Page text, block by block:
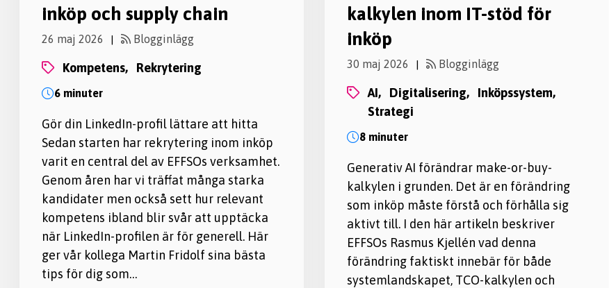
inköp och supply chain
26 maj 2026 | Blogginlägg
kompetens, rekrytering
6 minuter
Gör din LinkedIn-profil lättare att hitta
Sedan starten har rekrytering inom inköp
varit en central del av EFFSOs verksamhet.
Genom åren har vi träffat många starka
kandidater men också sett hur relevant
kompetens ibland blir svår att upptäcka
när LinkedIn-profilen är för generell. Här
ger vår kollega Martin Fridolf sina bästa
tips för dig som…
kalkylen inom IT-stöd för
inköp
30 maj 2026 | Blogginlägg
AI, digitalisering,
inköpssystem,
strategi
8 minuter
Generativ AI förändrar make-or-buy-
kalkylen i grunden. Det är en förändring
som inköp måste förstå och förhålla sig
aktivt till. I den här artikeln beskriver
EFFSOs Rasmus Kjellén vad denna
förändring faktiskt innebär för både
systemlandskapet, TCO-kalkylen och